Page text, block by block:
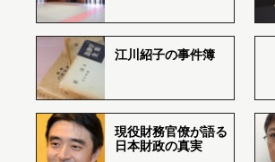
江川紹子の事件簿
現役財務官僚が語る
日本財政の真実